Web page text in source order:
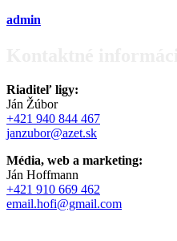
admin
Riaditeľ ligy:
Ján Žúbor
+421 940 844 467
janzubor@azet.sk
Média, web a marketing:
Ján Hoffmann
+421 910 669 462
email.hofi@gmail.com